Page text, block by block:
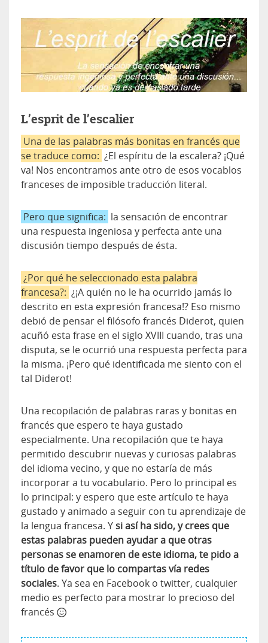
L’esprit de l’escalier
Una de las palabras más bonitas en francés que
se traduce como: ¿El espíritu de la escalera? ¡Qué
va! Nos encontramos ante otro de esos vocablos
franceses de imposible traducción literal.
Pero que significa: la sensación de encontrar
una respuesta ingeniosa y perfecta ante una
discusión tiempo después de ésta.
¿Por qué he seleccionado esta palabra
francesa?: ¿¡A quién no le ha ocurrido jamás lo
descrito en esta expresión francesa!? Eso mismo
debió de pensar el filósofo francés Diderot, quien
acuñó esta frase en el siglo XVIII cuando, tras una
disputa, se le ocurrió una respuesta perfecta para
la misma. ¡Pero qué identificada me siento con el
tal Diderot!
Una recopilación de palabras raras y bonitas en
francés que espero te haya gustado
especialmente. Una recopilación que te haya
permitido descubrir nuevas y curiosas palabras
del idioma vecino, y que no estaría de más
incorporar a tu vocabulario. Pero lo principal es
lo principal: y espero que este artículo te haya
gustado y animado a seguir con tu aprendizaje de
la lengua francesa. Ysi así ha sido, y crees que
estas palabras pueden ayudar a que otras
personas se enamoren de este idioma, te pido a
título de favor que lo compartas vía redes
sociales. Ya sea en Facebook o twitter, cualquier
medio es perfecto para mostrar lo precioso del
francés